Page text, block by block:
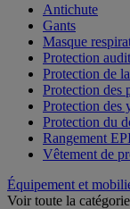
Antichute
Gants
Masque
Protection
Protection de
Protection des
Protection des
Protection du
Rangement
Vêtement de
Équipement et
Voir toute la catégorie